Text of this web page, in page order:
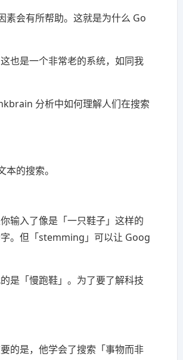
会有所帮助。这就是为什么 Go
也是一个非常老的系统，如同我
分析中如何理解人们在搜索
的搜索。
输入了像是「一只鞋子」这样的
。但「stemming」可以让 Goog
是「慢跑鞋」。为了要了解科技
的是，他学会了搜索「事物而非